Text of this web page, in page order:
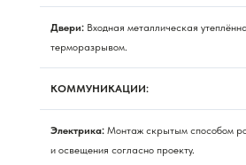
Двери: Входная металлическая
терморазрывом.
КОММУНИКАЦИИ:
Электрика: Монтаж скрытым способом
и освещения согласно проекту.